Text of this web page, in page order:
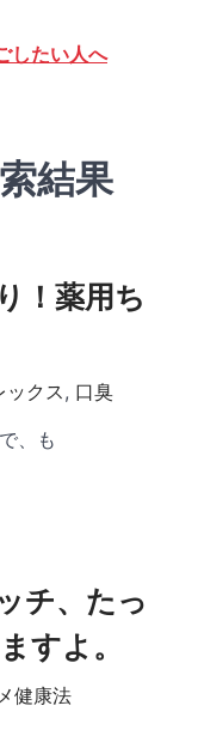
したい人へ
結果
！薬用ち
ックス, 口臭
、も
チ、たっ
すよ。
健康法